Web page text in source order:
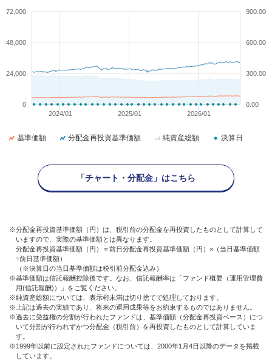
2024/01 2025/01 2026/01
0
24,000
48,000
72,000
0.00
300.00
600.00
900.00
基準価額 分配金再投資基準価額 純資産総額 決算日
「チャート・分配金」はこちら
※分配金再投資基準価額（円）は、税引前の分配金を再投資したものとして計算して
いますので、実際の基準価額とは異なります。
分配金再投資基準価額（円）＝前日分配金再投資基準価額（円）×（当日基準価額
÷前日基準価額）
（※決算日の当日基準価額は税引前分配金込み）
※基準価額は信託報酬控除後です。なお、信託報酬率は「ファンド概要（運用管理費
用(信託報酬)）」をご覧ください。
※純資産総額については、表示桁未満は切り捨てで処理しております。
※上記は過去の実績であり、将来の運用成果等をお約束するものではありません。
※過去に受益権の分割が行われたファンドは、基準価額（分配金再投資ベース）につ
いて分割が行われずかつ分配金（税引前）を再投資したものとして計算していま
す。
※1999年以前に設定されたファンドについては、2000年1月4日以降のデータを掲載
しています。